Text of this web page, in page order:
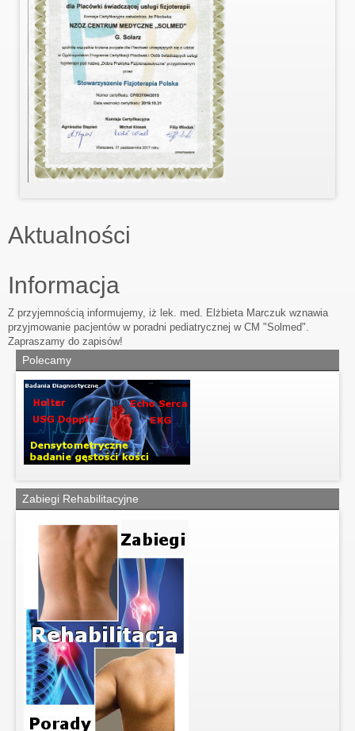
Aktualności
Informacja
Z przyjemnością informujemy, iż lek. med. Elżbieta Marczuk wznawia
przyjmowanie pacjentów w poradni pediatrycznej w CM "Solmed".
Zapraszamy do zapisów!
Polecamy
Zabiegi Rehabilitacyjne